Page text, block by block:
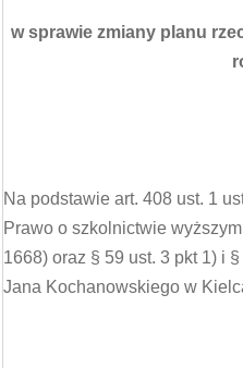
w sprawie zmiany planu
Na podstawie art. 408 ust. 1
Prawo o szkolnictwie
1668) oraz § 59 ust. 3 pkt 1) i
Jana Kochanowskiego w